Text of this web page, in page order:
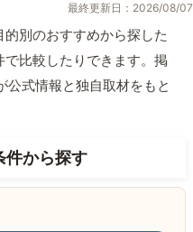
最終更新日：2026/08/07
別のおすすめから探した
比較したりできます。掲
公式情報と独自取材をもと
件から探す